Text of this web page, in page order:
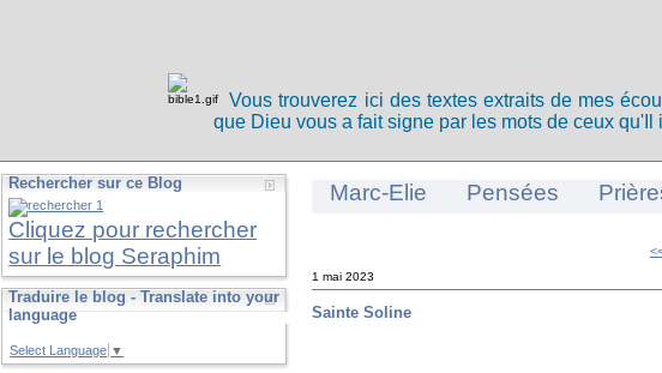
Vous trouverez ici des textes extraits de mes
que Dieu vous a fait signe par les mots de ceux qu'Il
Rechercher sur ce Blog
Cliquez pour rechercher
sur le blog Seraphim
Traduire le blog - Translate into your
language
Select Language ▼
Marc-Elie Pensées
1 mai 2023
Sainte Soline